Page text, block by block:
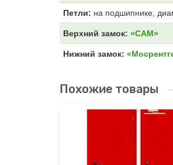
Петли: на подшипнике,
Верхний замок: «САМ»
Нижний замок:
Похожие товары